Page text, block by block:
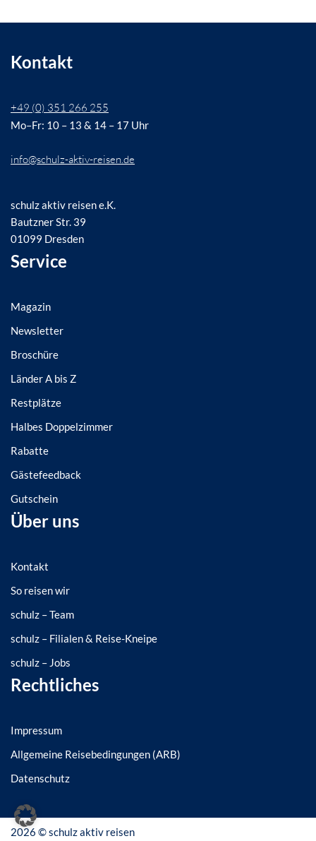
Kontakt
+49 (0) 351 266 255
Mo–Fr: 10 – 13 & 14 – 17 Uhr
info@schulz-aktiv-reisen.de
schulz aktiv reisen e.K.
Bautzner Str. 39
01099 Dresden
Service
Magazin
Newsletter
Broschüre
Länder A bis Z
Restplätze
Halbes Doppelzimmer
Rabatte
Gästefeedback
Gutschein
Über uns
Kontakt
So reisen wir
schulz – Team
schulz – Filialen & Reise-Kneipe
schulz – Jobs
Rechtliches
Impressum
Allgemeine Reisebedingungen (ARB)
Datenschutz
2026 ©schulz aktiv reisen